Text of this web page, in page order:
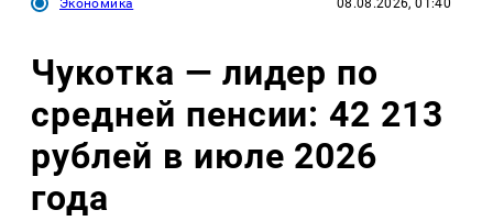
Чукотка — лидер по
средней пенсии: 42 213
рублей в июле 2026
года